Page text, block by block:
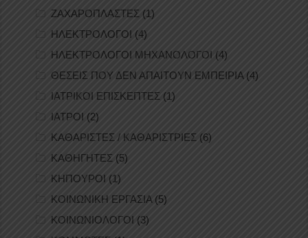
ΖΑΧΑΡΟΠΛΑΣΤΕΣ (1)
ΗΛΕΚΤΡΟΛΟΓΟΙ (4)
ΗΛΕΚΤΡΟΛΟΓΟΙ ΜΗΧΑΝΟΛΟΓΟΙ (4)
ΘΕΣΕΙΣ ΠΟΥ ΔΕΝ ΑΠΑΙΤΟΥΝ ΕΜΠΕΙΡΙΑ(4)
ΙΑΤΡΙΚΟΙ ΕΠΙΣΚΕΠΤΕΣ (1)
ΙΑΤΡΟΙ (2)
ΚΑΘΑΡΙΣΤΕΣ / ΚΑΘΑΡΙΣΤΡΙΕΣ (6)
ΚΑΘΗΓΗΤΕΣ (5)
ΚΗΠΟΥΡΟΙ (1)
ΚΟΙΝΩΝΙΚΗ ΕΡΓΑΣΙΑ(5)
ΚΟΙΝΩΝΙΟΛΟΓΟΙ (3)